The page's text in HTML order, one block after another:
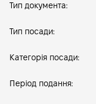
Тип документа:
Тип посади:
Категорія посади:
Період подання: